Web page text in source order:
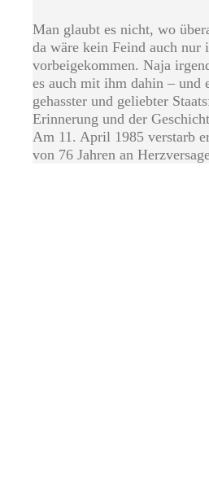
Man glaubt es nicht, wo
da wäre kein Feind auch nur
vorbeigekommen. Naja
es auch mit ihm dahin – und
gehasster und geliebter
Erinnerung und der
Am 11. April 1985 verstarb
von 76 Jahren an